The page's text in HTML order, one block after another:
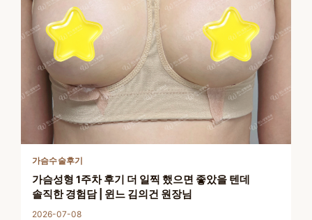
가슴수술후기
가슴성형 1주차 후기 더 일찍 했으면 좋았을 텐데
솔직한 경험담 | 윈느 김의건 원장님
2026-07-08